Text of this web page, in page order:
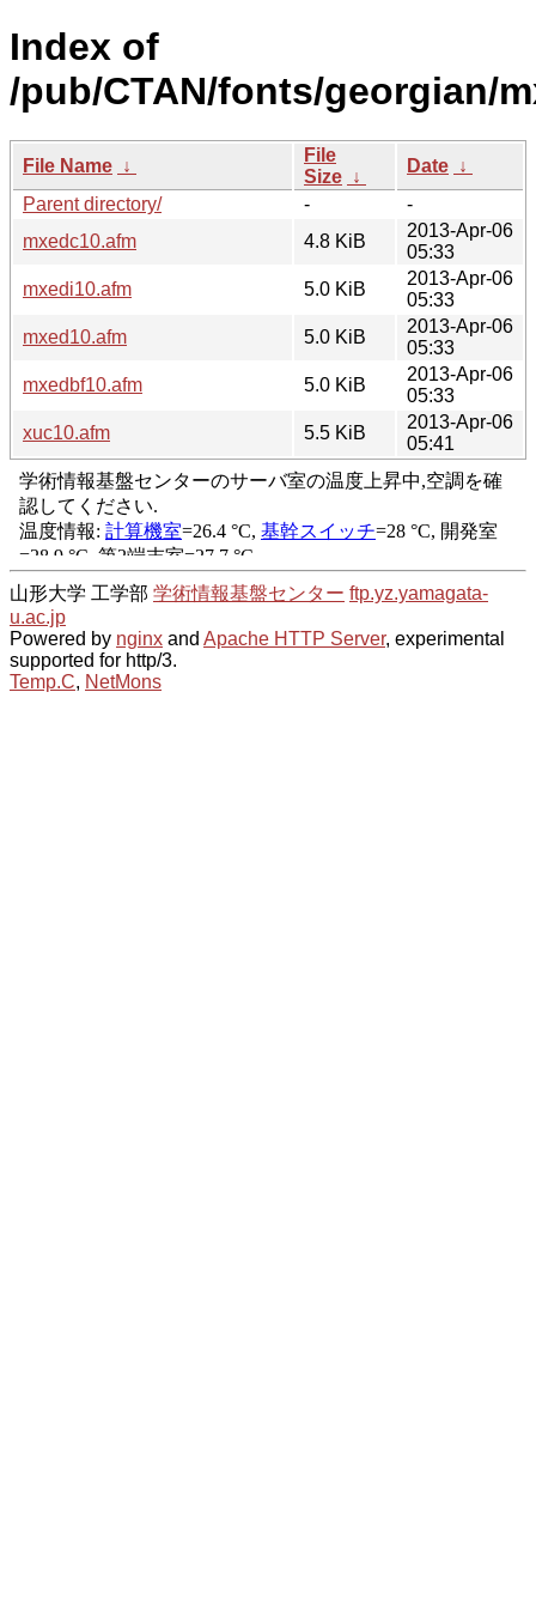
Index of
/pub/CTAN/fonts/georgian/
File Name ↓
File
Size ↓
Date ↓
Parent directory/
-
-
mxedc10.afm
4.8 KiB
2013-Apr-06
05:33
mxedi10.afm
5.0 KiB
2013-Apr-06
05:33
mxed10.afm
5.0 KiB
2013-Apr-06
05:33
mxedbf10.afm
5.0 KiB
2013-Apr-06
05:33
xuc10.afm
5.5 KiB
2013-Apr-06
05:41
山形大学 工学部 学術情報基盤センター ftp.yz.yamagata-
u.ac.jp
Powered by nginx and Apache HTTP Server, experimental
supported for http/3.
Temp.C, NetMons